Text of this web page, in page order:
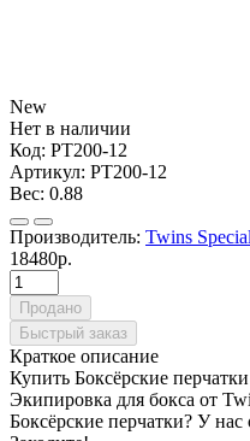
New
Нет в наличии
Код: PT200-12
Артикул: PT200-12
Вес: 0.88
Производитель: Twins Special
18480р.
Продано
Быстрый заказ
Краткое описание
Купить Боксёрские
Экипировка для бокса от
Боксёрские перчатки? У